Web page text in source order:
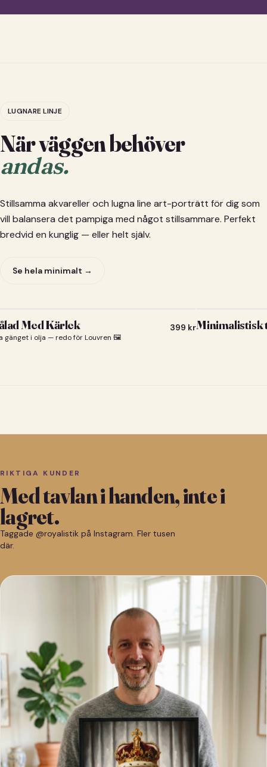
LUGNARE LINJE
När väggen behöver
andas.
Stillsamma akvareller och lugna line art-porträtt för dig som
vill balansera det pampiga med något stillsammare. Perfekt
bredvid en kunglig — eller helt själv.
Se hela minimalt →
Med Kärlek
gänget i olja — redo för Louvren 🖼️
399 krMinimalistisk
RIKTIGA KUNDER
Med tavlan i handen, inte i
lagret.
Taggade @royalistik på Instagram. Fler tusen
där.